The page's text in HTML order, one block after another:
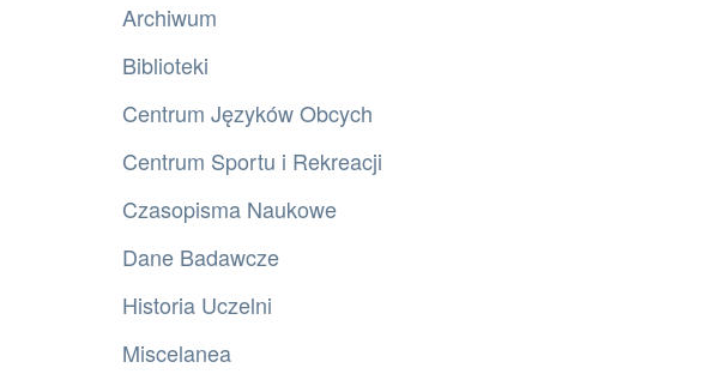
Archiwum
Biblioteki
Centrum Języków Obcych
Centrum Sportu i Rekreacji
Czasopisma Naukowe
Dane Badawcze
Historia Uczelni
Miscelanea